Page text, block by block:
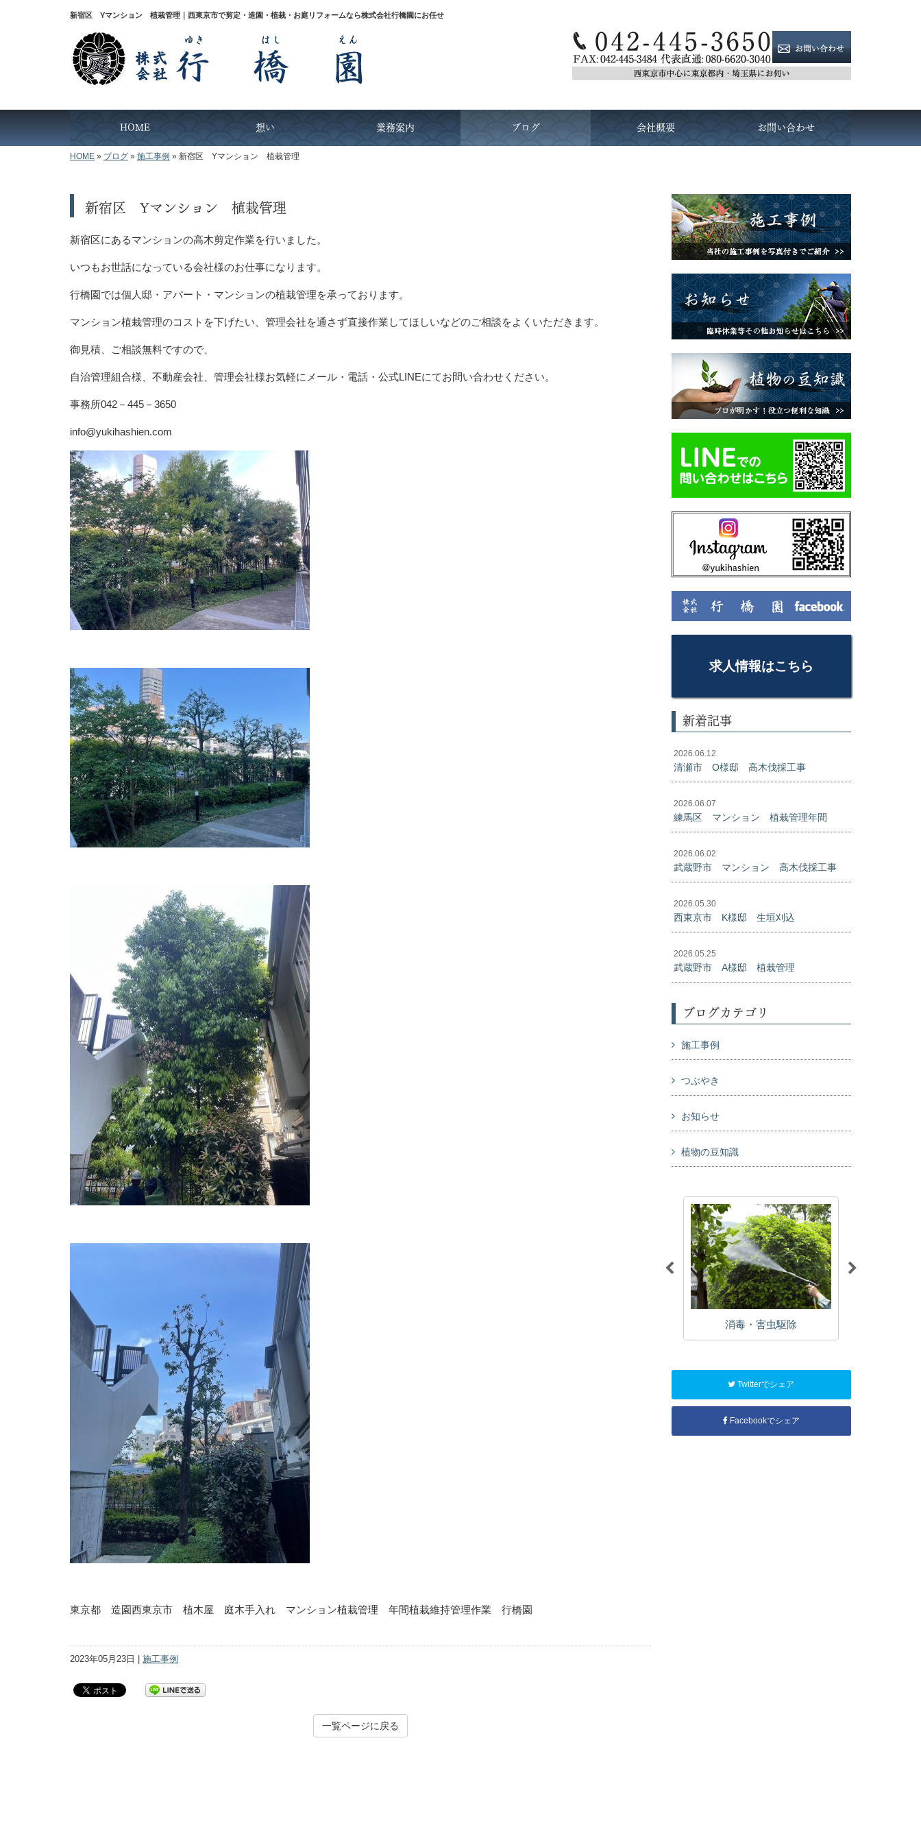
新宿区 Yマンション 植栽管理｜西東京市で剪定・造園・植栽・お庭リフォームなら株式会社行橋園にお任せ
HOME 想い 業務案内 ブログ 会社概要 お問い合わせ
HOME » ブログ » 施工事例 » 新宿区 Yマンション 植栽管理
新宿区 Yマンション 植栽管理
新宿区にあるマンションの高木剪定作業を行いました。
いつもお世話になっている会社様のお仕事になります。
行橋園では個人邸・アパート・マンションの植栽管理を承っております。
マンション植栽管理のコストを下げたい、管理会社を通さず直接作業してほしいなどのご相談をよくいただきます。
御見積、ご相談無料ですので、
自治管理組合様、不動産会社、管理会社様お気軽にメール・電話・公式LINEにてお問い合わせください。
事務所042－445－3650
info@yukihashien.com
東京都 造園西東京市 植木屋 庭木手入れ マンション植栽管理 年間植栽維持管理作業 行橋園
2023年05月23日 | 施工事例
一覧ページに戻る
求人情報はこちら
新着記事
2026.06.12
清瀬市 O様邸 高木伐採工事
2026.06.07
練馬区 マンション 植栽管理年間
2026.06.02
武蔵野市 マンション 高木伐採工事
2026.05.30
西東京市 K様邸 生垣刈込
2026.05.25
武蔵野市 A様邸 植栽管理
ブログカテゴリ
施工事例
つぶやき
お知らせ
植物の豆知識
消毒・害虫駆除
Twitterでシェア
Facebookでシェア